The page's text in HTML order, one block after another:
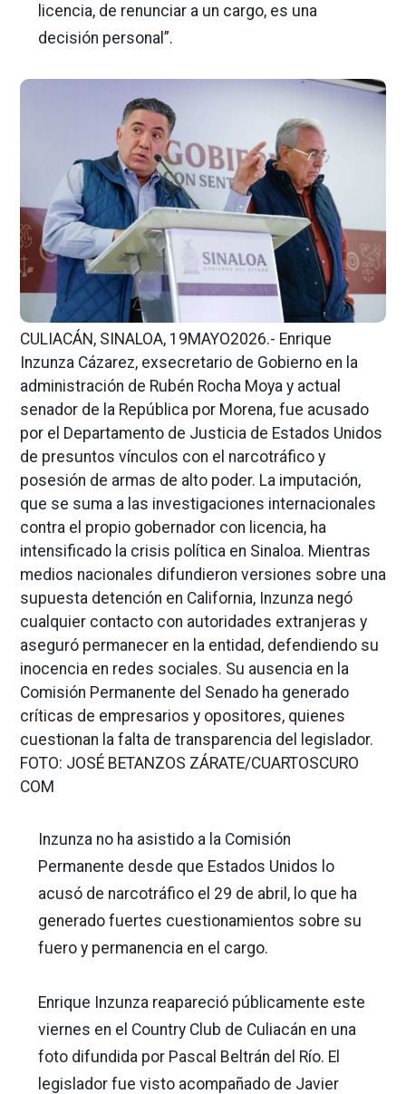
licencia, de renunciar a un cargo, es una
decisión personal”.
CULIACÁN, SINALOA, 19MAYO2026.- Enrique
Inzunza Cázarez, exsecretario de Gobierno en la
administración de Rubén Rocha Moya y actual
senador de la República por Morena, fue acusado
por el Departamento de Justicia de Estados Unidos
de presuntos vínculos con el narcotráfico y
posesión de armas de alto poder. La imputación,
que se suma a las investigaciones internacionales
contra el propio gobernador con licencia, ha
intensificado la crisis política en Sinaloa. Mientras
medios nacionales difundieron versiones sobre una
supuesta detención en California, Inzunza negó
cualquier contacto con autoridades extranjeras y
aseguró permanecer en la entidad, defendiendo su
inocencia en redes sociales. Su ausencia en la
Comisión Permanente del Senado ha generado
críticas de empresarios y opositores, quienes
cuestionan la falta de transparencia del legislador.
FOTO: JOSÉ BETANZOS ZÁRATE/CUARTOSCURO
COM
Inzunza no ha asistido a la Comisión
Permanente desde que Estados Unidos lo
acusó de narcotráfico el 29 de abril, lo que ha
generado fuertes cuestionamientos sobre su
fuero y permanencia en el cargo.
Enrique Inzunza reapareció públicamente este
viernes en el Country Club de Culiacán en una
foto difundida por Pascal Beltrán del Río. El
legislador fue visto acompañado de Javier